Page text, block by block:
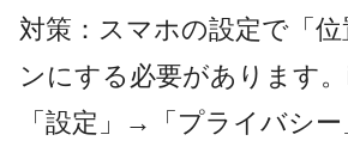
対策：スマホの設定で「
ンにする必要があります
「設定」→「プライバシ